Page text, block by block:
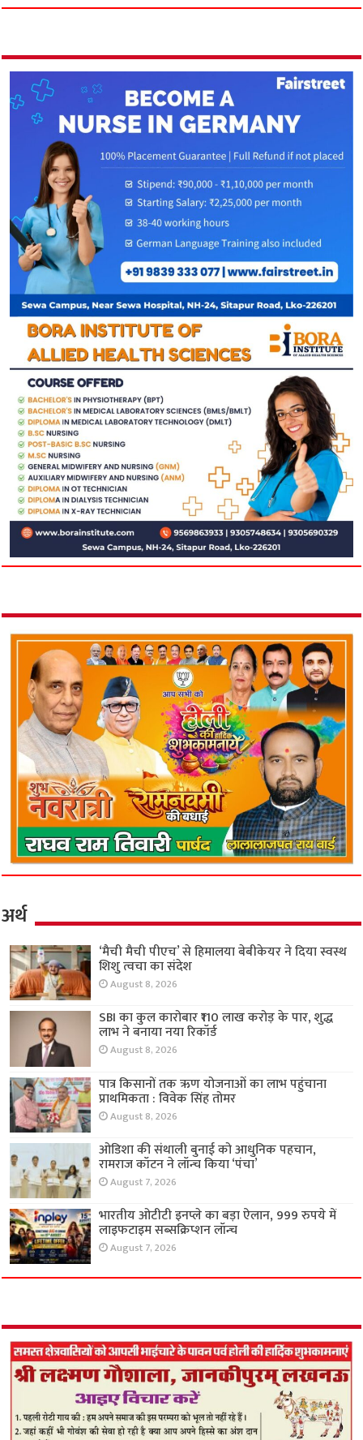
अर्थ
‘मैची मैची पीएच’ से हिमालया बेबीकेयर ने दिया स्वस्थ
शिशु त्वचा का संदेश
August 8, 2026
SBI का कुल कारोबार ₹110 लाख करोड़ के पार, शुद्ध
लाभ ने बनाया नया रिकॉर्ड
August 8, 2026
पात्र किसानों तक ऋण योजनाओं का लाभ पहुंचाना
प्राथमिकता : विवेक सिंह तोमर
August 8, 2026
ओडिशा की संथाली बुनाई को आधुनिक पहचान,
रामराज कॉटन ने लॉन्च किया ‘पंचा’
August 7, 2026
भारतीय ओटीटी इनप्ले का बड़ा ऐलान, 999 रुपये में
लाइफटाइम सब्सक्रिप्शन लॉन्च
August 7, 2026